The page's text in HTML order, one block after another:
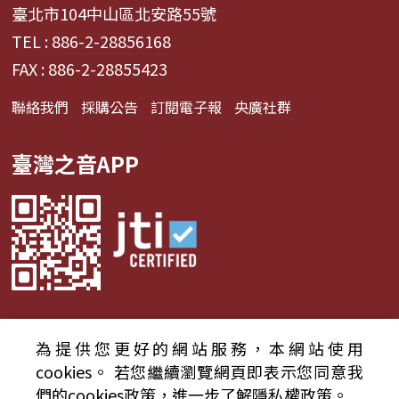
臺北市104中山區北安路55號
TEL : 886-2-28856168
FAX : 886-2-28855423
聯絡我們 採購公告 訂閱電子報 央廣社群
臺灣之音APP
© 2024財團法人中央廣播電臺 版權所有
為提供您更好的網站服務，本網站使用
cookies。 若您繼續瀏覽網頁即表示您同意我